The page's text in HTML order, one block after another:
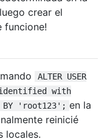
crear el
funcione!
ALTER USER
with
BY 'root123'; en la
reinicié
locales.